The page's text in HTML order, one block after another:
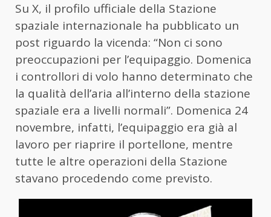
Su X, il profilo ufficiale della Stazione
spaziale internazionale ha pubblicato un
post riguardo la vicenda: “Non ci sono
preoccupazioni per l’equipaggio. Domenica
i controllori di volo hanno determinato che
la qualità dell’aria all’interno della stazione
spaziale era a livelli normali”. Domenica 24
novembre, infatti, l’equipaggio era già al
lavoro per riaprire il portellone, mentre
tutte le altre operazioni della Stazione
stavano procedendo come previsto.